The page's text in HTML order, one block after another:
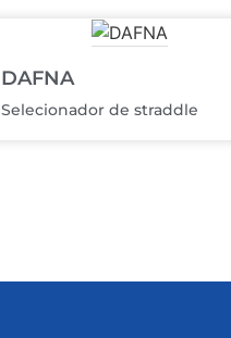
DAFNA
Selecionador de straddle